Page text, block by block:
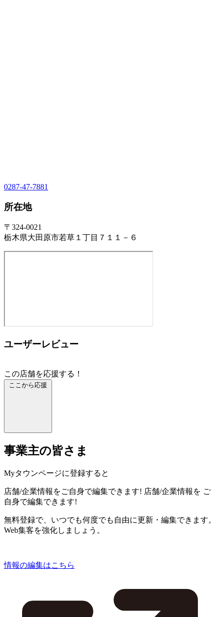
0287-47-7881
所在地
〒324-0021
栃木県大田原市若草１丁目７１１－６
ユーザーレビュー
この店舗を応援する！
ここから応援
事業主の皆さま
Myタウンページに登録すると
店舗/企業情報をご自身で編集できます! 店舗/企業情報を ご
自身で編集できます!
無料登録で、いつでも何度でも自由に更新・編集できます。
Web集客を強化しましょう。
情報の編集はこちら